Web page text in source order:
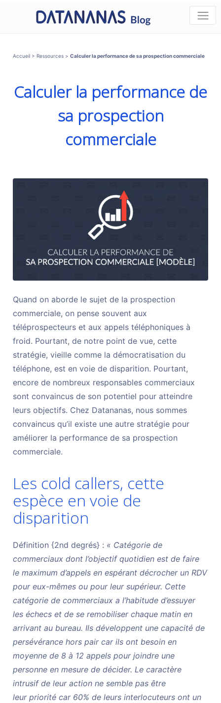
Accueil > Ressources >Calculer la performance de sa prospection commerciale
Calculer la performance de
sa prospection
commerciale
Quand on aborde le sujet de la prospection
commerciale, on pense souvent aux
téléprospecteurs et aux appels téléphoniques à
froid. Pourtant, de notre point de vue, cette
stratégie, vieille comme la démocratisation du
téléphone, est en voie de disparition. Pourtant,
encore de nombreux responsables commerciaux
sont convaincus de son potentiel pour atteindre
leurs objectifs. Chez Datananas, nous sommes
convaincus qu’il existe une autre stratégie pour
améliorer la performance de sa prospection
commerciale.
Les cold callers, cette
espèce en voie de
disparition
Définition {2nd degrés} : « Catégorie de
commerciaux dont l’objectif quotidien est de faire
le maximum d’appels en espérant décrocher un RDV
pour eux-mêmes ou pour leur supérieur. Cette
catégorie de commerciaux a l’habitude d’essuyer
les échecs et de se remobiliser chaque matin en
arrivant au bureau. Ils développent une capacité de
persévérance hors pair car ils ont besoin en
moyenne de 8 à 12 appels pour joindre une
personne en mesure de décider. Le caractère
intrusif de leur action ne semble pas être
leur priorité car 60% de leurs interlocuteurs ont un